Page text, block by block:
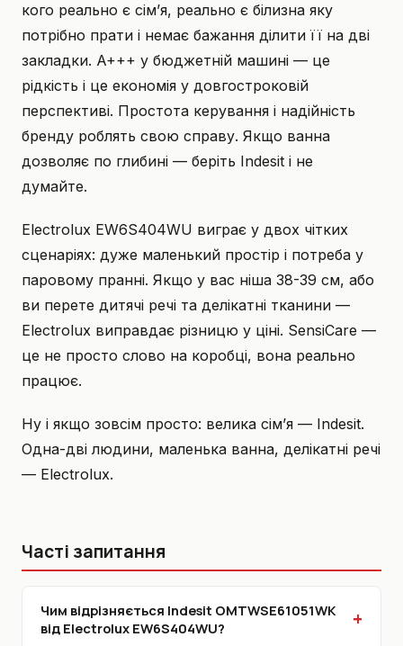
кого реально є сім’я, реально є білизна яку
потрібно прати і немає бажання ділити її на дві
закладки. A+++ у бюджетній машині — це
рідкість і це економія у довгостроковій
перспективі. Простота керування і надійність
бренду роблять свою справу. Якщо ванна
дозволяє по глибині — беріть Indesit і не
думайте.
Electrolux EW6S404WU виграє у двох чітких
сценаріях: дуже маленький простір і потреба у
паровому пранні. Якщо у вас ніша 38-39 см, або
ви перете дитячі речі та делікатні тканини —
Electrolux виправдає різницю у ціні. SensiCare —
це не просто слово на коробці, вона реально
працює.
Ну і якщо зовсім просто: велика сім’я — Indesit.
Одна-дві людини, маленька ванна, делікатні речі
— Electrolux.
Часті запитання
Чим відрізняється Indesit OMTWSE61051WK
від Electrolux EW6S404WU?